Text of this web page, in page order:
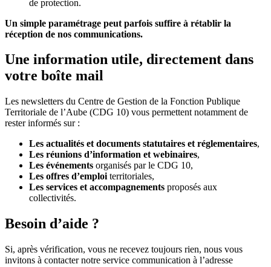
de protection.
Un simple paramétrage peut parfois suffire à rétablir la
réception de nos communications.
Une information utile, directement dans
votre boîte mail
Les newsletters du Centre de Gestion de la Fonction Publique
Territoriale de l’Aube (CDG 10) vous permettent notamment de
rester informés sur :
Les actualités et documents statutaires et réglementaires,
Les réunions d’information et webinaires,
Les événements organisés par le CDG 10,
Les offres d’emploi territoriales,
Les services et accompagnements proposés aux
collectivités.
Besoin d’aide ?
Si, après vérification, vous ne recevez toujours rien, nous vous
invitons à contacter notre service communication à l’adresse